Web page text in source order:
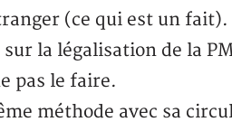
(ce qui est un fait).
la légalisation de la
pas le faire.
méthode avec sa